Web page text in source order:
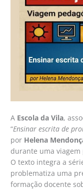
A Escola da Vila,
“Ensinar escrita de
por Helena
durante uma viagem
O texto integra a
problematiza uma
formação docente